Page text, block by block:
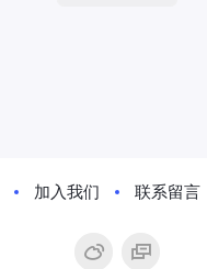
加入我们 联系留言